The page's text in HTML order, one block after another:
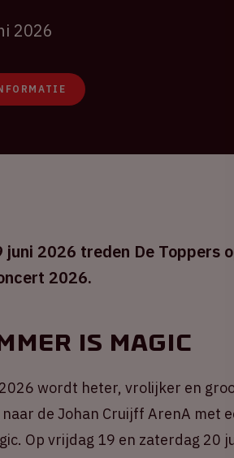
2026
2026 treden De Toppers
2026.
Is Magic
wordt heter, vrolijker en
de Johan Cruijff ArenA met
Op vrijdag 19 en zaterdag 20